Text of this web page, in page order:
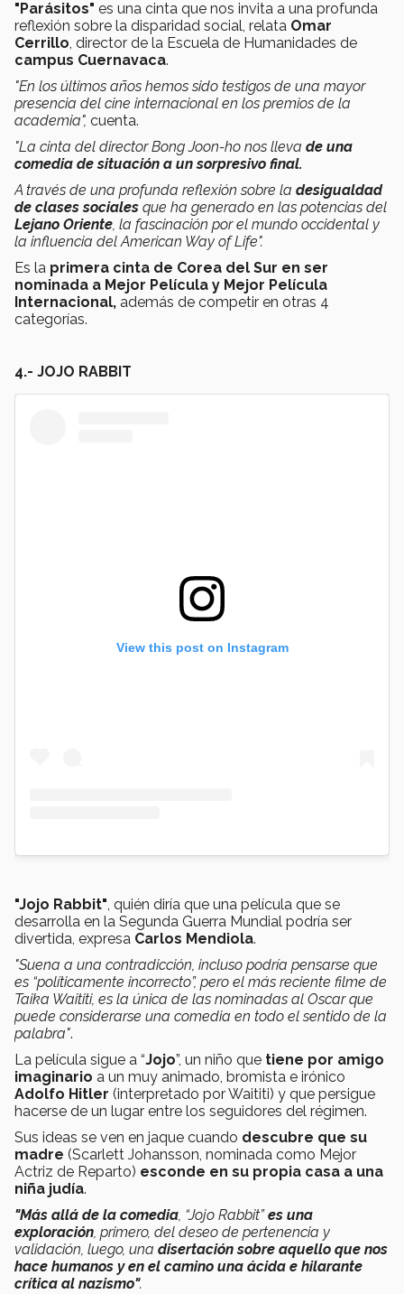
"Parásitos" es una cinta que nos invita a una profunda
reflexión sobre la disparidad social, relata Omar
Cerrillo, director de la Escuela de Humanidades de
campus Cuernavaca.
"En los últimos años hemos sido testigos de una mayor
presencia del cine internacional en los premios de la
academia", cuenta.
"La cinta del director Bong Joon-ho nos lleva de una
comedia de situación a un sorpresivo final.
A través de una profunda reflexión sobre la desigualdad
de clases sociales que ha generado en las potencias del
Lejano Oriente, la fascinación por el mundo occidental y
la influencia del American Way of Life".
Es la primera cinta de Corea del Sur en ser
nominada a Mejor Película y Mejor Película
Internacional, además de competir en otras 4
categorías.
4.- JOJO RABBIT
View this post on Instagram
"Jojo Rabbit", quién diría que una película que se
desarrolla en la Segunda Guerra Mundial podría ser
divertida, expresa Carlos Mendiola.
"Suena a una contradicción, incluso podría pensarse que
es “políticamente incorrecto”, pero el más reciente filme de
Taika Waititi, es la única de las nominadas al Oscar que
puede considerarse una comedia en todo el sentido de la
palabra".
La película sigue a “Jojo”, un niño que tiene por amigo
imaginario a un muy animado, bromista e irónico
Adolfo Hitler (interpretado por Waititi) y que persigue
hacerse de un lugar entre los seguidores del régimen.
Sus ideas se ven en jaque cuando descubre que su
madre (Scarlett Johansson, nominada como Mejor
Actriz de Reparto) esconde en su propia casa a una
niña judía.
"Más allá de la comedia, “Jojo Rabbit”es una
exploración, primero, del deseo de pertenencia y
validación, luego, una disertación sobre aquello que nos
hace humanos y en el camino una ácida e hilarante
crítica al nazismo".